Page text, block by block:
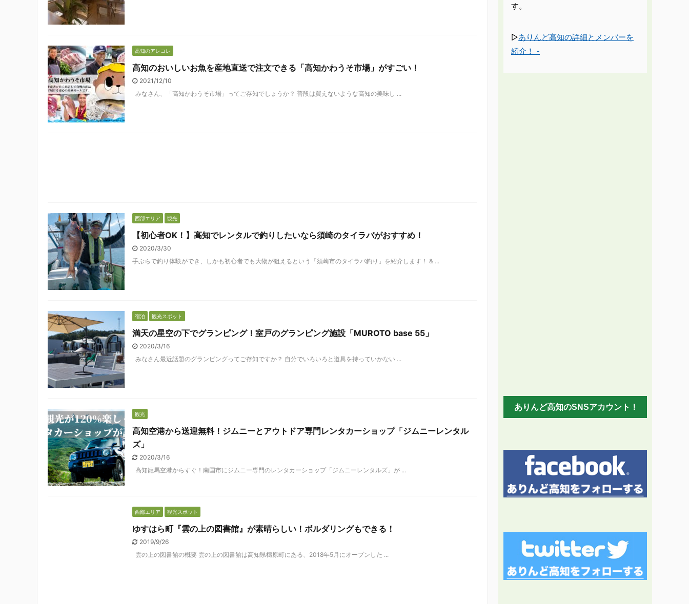
高知のアレコレ
高知のおいしいお魚を産地直送で注文できる「高知かわうそ市場」がすごい！
2021/12/10
みなさん、「高知かわうそ市場」ってご存知でしょうか？ 普段は買えないような高知の美味し ...
西部エリア 観光
【初心者OK！】高知でレンタルで釣りしたいなら須崎のタイラバがおすすめ！
2020/3/30
手ぶらで釣り体験ができ、しかも初心者でも大物が狙えるという「須崎市のタイラバ釣り」を紹介します！ & ...
宿泊 観光スポット
満天の星空の下でグランピング！室戸のグランピング施設「MUROTO base 55」
2020/3/16
みなさん最近話題のグランピングってご存知ですか？ 自分でいろいろと道具を持っていかない ...
観光
高知空港から送迎無料！ジムニーとアウトドア専門レンタカーショップ「ジムニーレンタル
ズ」
2020/3/16
高知龍馬空港からすぐ！南国市にジムニー専門のレンタカーショップ「ジムニーレンタルズ」が ...
西部エリア 観光スポット
ゆすはら町『雲の上の図書館』が素晴らしい！ボルダリングもできる！
2019/9/26
雲の上の図書館の概要 雲の上の図書館は高知県檮原町にある、2018年5月にオープンした ...
す。
▷ありんど高知の詳細とメンバーを
紹介！ -
ありんど高知のSNSアカウント！